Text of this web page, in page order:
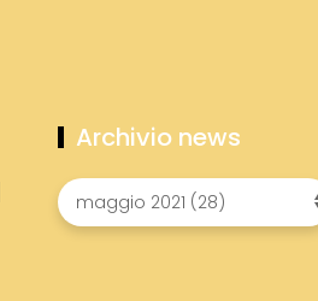
Archivio news